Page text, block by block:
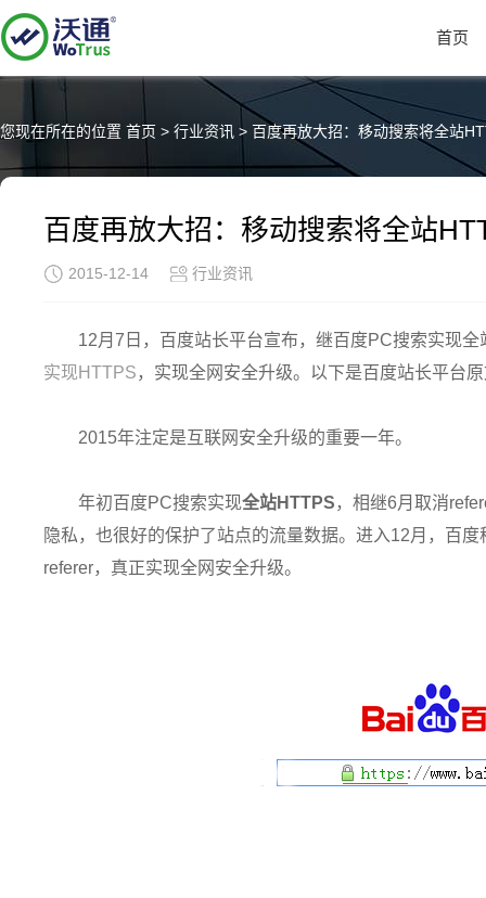
首页
您现在所在的位置 首页 > 行业资讯 > 百度再放大招：移动搜索将全站
百度再放大招：移动搜索将全站
2015-12-14 行业资讯
12月7日，百度站长平台宣布，继百度PC搜索实现
实现HTTPS ，实现全网安全升级。以下是百度站长平台
2015年注定是互联网安全升级的重要一年。
年初百度PC搜索实现全站HTTPS ，相继6月取消
隐私，也很好的保护了站点的流量数据。进入12月，百
referer，真正实现全网安全升级。